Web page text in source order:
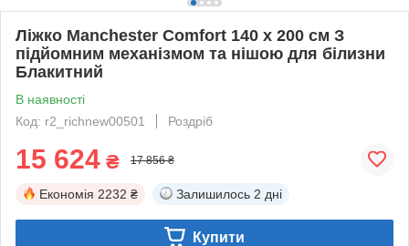
Ліжко Manchester Comfort 140 х 200 см З
підйомним механізмом та нішою для білизни
Блакитний
В наявності
Код: r2_richnew00501
Роздріб
15 624 ₴ 17 856 ₴
Економія 2232 ₴ Залишилось 2 дні
Купити